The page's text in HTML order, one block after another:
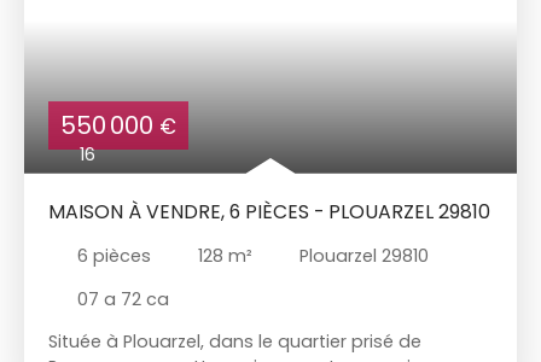
550 000 €
16
MAISON À VENDRE, 6 PIÈCES - PLOUARZEL 29810
6 pièces 128 m²
Plouarzel 29810
07 a 72 ca
Située à Plouarzel, dans le quartier prisé de